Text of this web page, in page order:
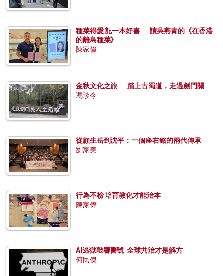
種菜得愛 記一本好書──讀吳燕青的《在香港
的離島種菜》
陳家偉
金秋文化之旅──踏上古蜀道，走過劍門關
馮珍今
從顧生岳到沈平：一個座右銘的兩代傳承
劉家美
行為不檢 培育教化才能治本
陳家偉
AI逃獄敲響警號 全球共治才是解方
何民傑